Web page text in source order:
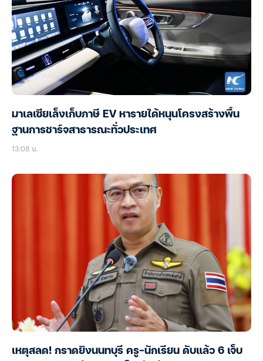
มาเลเซียเล็งเก็บภาษี EV หารายได้หนุนโครงสร้างพื้น
ฐานการชาร์จสาธารณะทั่วประเทศ
13:08 น.
เหตุสลด! กราดยิงนนทบุรี ครู-นักเรียน ดับแล้ว 6 เจ็บ